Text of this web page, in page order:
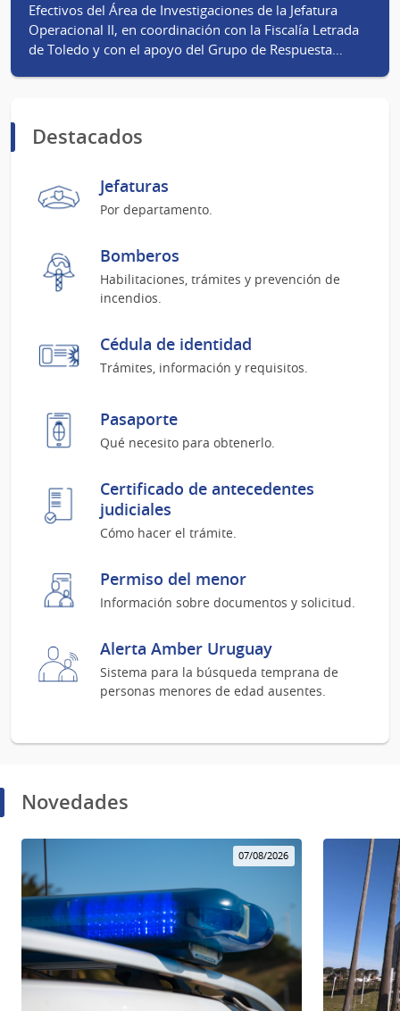
Efectivos del Área de Investigaciones de la Jefatura
Operacional II, en coordinación con la Fiscalía Letrada
de Toledo y con el apoyo del Grupo de Respuesta…
Destacados
Jefaturas
Por departamento.
Bomberos
Habilitaciones, trámites y prevención de
incendios.
Cédula de identidad
Trámites, información y requisitos.
Pasaporte
Qué necesito para obtenerlo.
Certificado de antecedentes
judiciales
Cómo hacer el trámite.
Permiso del menor
Información sobre documentos y solicitud.
Alerta Amber Uruguay
Sistema para la búsqueda temprana de
personas menores de edad ausentes.
Novedades
07/08/2026